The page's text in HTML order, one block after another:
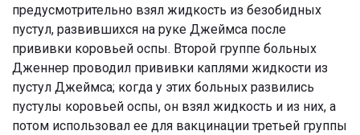
предусмотрительно взял жидкость из безобидных
пустул, развившихся на руке Джеймса после
прививки коровьей оспы. Второй группе больных
Дженнер проводил прививки каплями жидкости из
пустул Джеймса; когда у этих больных развились
пустулы коровьей оспы, он взял жидкость и из них, а
потом использовал ее для вакцинации третьей группы